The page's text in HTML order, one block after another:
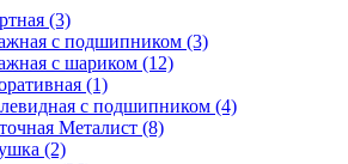
(3)
с подшипником (3)
с шариком (12)
(1)
с подшипником (4)
Металист (8)
(2)